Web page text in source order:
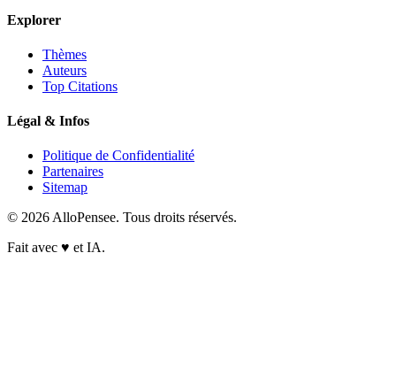
Explorer
Thèmes
Auteurs
Top Citations
Légal & Infos
Politique de Confidentialité
Partenaires
Sitemap
© 2026 AlloPensee. Tous droits réservés.
Fait avec ♥ et IA.